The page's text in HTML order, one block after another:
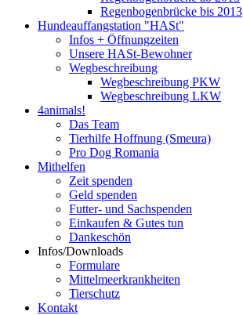
Regenbogenbrücke bis 2013
Hundeauffangstation "HASt"
Infos + Öffnungzeiten
Unsere HASt-Bewohner
Wegbeschreibung
Wegbeschreibung PKW
Wegbeschreibung LKW
4animals!
Das Team
Tierhilfe Hoffnung (Smeura)
Pro Dog Romania
Mithelfen
Zeit spenden
Geld spenden
Futter- und Sachspenden
Einkaufen & Gutes tun
Dankeschön
Infos/Downloads
Formulare
Mittelmeerkrankheiten
Tierschutz
Kontakt